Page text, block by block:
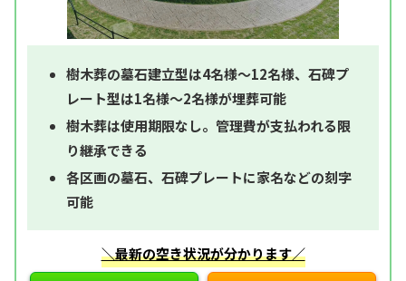
樹木葬の墓石建立型は4名様～12名様、石碑プ
レート型は1名様～2名様が埋葬可能
樹木葬は使用期限なし。管理費が支払われる限
り継承できる
各区画の墓石、石碑プレートに家名などの刻字
可能
＼最新の空き状況が分かります／